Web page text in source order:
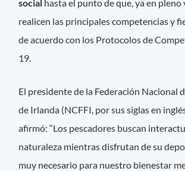
social hasta el punto de que, ya en pleno
realicen las principales competencias y
de acuerdo con los Protocolos de
19.
El presidente de la Federación Nacional
de Irlanda (NCFFI, por sus siglas en
afirmó: “Los pescadores buscan
naturaleza mientras disfrutan de su
muy necesario para nuestro bienestar